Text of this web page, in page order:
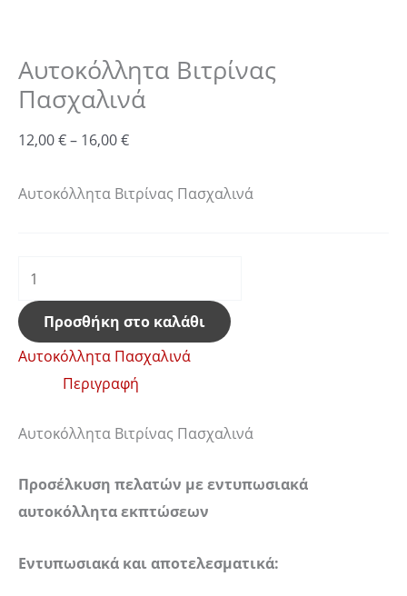
Αυτοκόλλητα Βιτρίνας
Πασχαλινά
12,00€– 16,00€
Αυτοκόλλητα Βιτρίνας Πασχαλινά
Προσθήκη στο καλάθι
Αυτοκόλλητα Πασχαλινά
Περιγραφή
Αυτοκόλλητα Βιτρίνας Πασχαλινά
Προσέλκυση πελατών με εντυπωσιακά
αυτοκόλλητα εκπτώσεων
Εντυπωσιακά και αποτελεσματικά: